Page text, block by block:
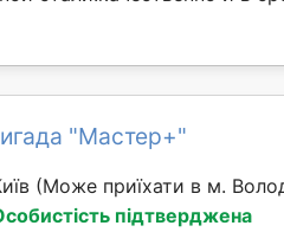
"Мастер+"
(Може приїхати в м.
підтверджена